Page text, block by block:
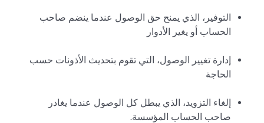
التوفير، الذي يمنح حق الوصول عندما ينضم صاحب
الحساب أو يغير الأدوار
إدارة تغيير الوصول، التي تقوم بتحديث الأذونات حسب
الحاجة
إلغاء التزويد، الذي يبطل كل الوصول عندما يغادر
صاحب الحساب المؤسسة.